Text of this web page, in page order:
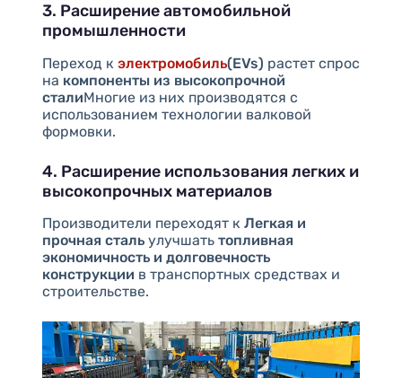
3. Расширение автомобильной
промышленности
Переход к электромобиль(EVs) растет спрос
на компоненты из высокопрочной
сталиМногие из них производятся с
использованием технологии валковой
формовки.
4. Расширение использования легких и
высокопрочных материалов
Производители переходят к Легкая и
прочная стальулучшать топливная
экономичность и долговечность
конструкции в транспортных средствах и
строительстве.